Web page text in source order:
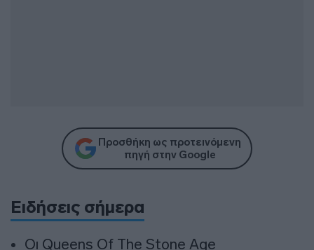
Προσθήκη ως προτεινόμενη
πηγή στην Google
Ειδήσεις σήμερα
Οι Queens Of The Stone Age